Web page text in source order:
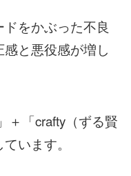
ドをかぶった不良
と悪役感が増し
＋「crafty（ずる賢
います。